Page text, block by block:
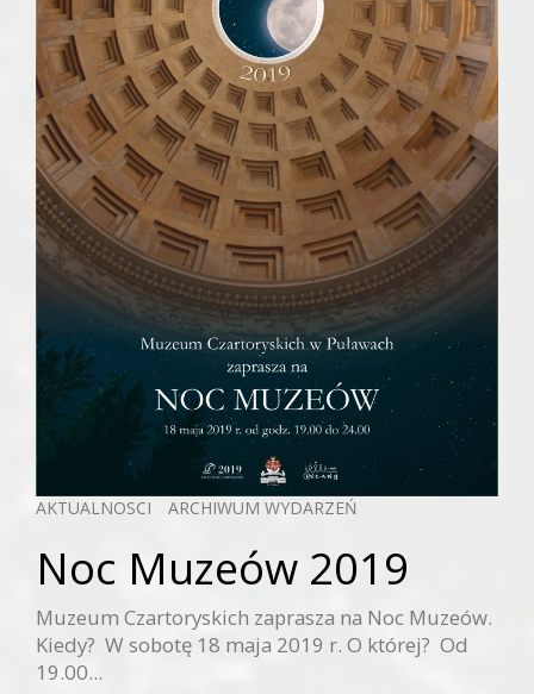
AKTUALNOSCI ARCHIWUM WYDARZEŃ
Noc Muzeów 2019
Muzeum Czartoryskich zaprasza na Noc Muzeów.
Kiedy? W sobotę 18 maja 2019 r. O której? Od
19.00...